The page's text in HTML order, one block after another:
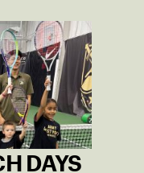
York City.
DAYS